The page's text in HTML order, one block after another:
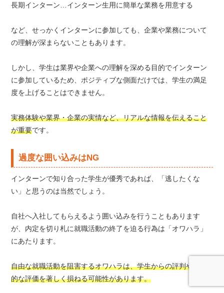
長期インターン…インターン生用に簡単な業務を用意する
など、せっかくインターンに参加しても、企業や業務について
の理解が深まらないこともあります。
しかし、学生は業界や企業への理解を深める目的でインターン
に参加しているため、ポジティブな側面だけでは、学生の満足
度を上げることはできません。
実務体験や業界・企業の実情など、リアルな情報を伝えること
が重要です。
過度な囲い込みはNG
インターンで知り合った学生が優秀であれば、「逃したくな
い」と思うのは当然でしょう。
自社へ入社してもらえるよう囲い込みを行うこともあります
が、内定を切り札に就職活動の終了を迫る行為は「オワハラ」
にあたります。
自由な就職活動を阻害するオワハラは、学生からの評判や社会
的な評価を著しく損ねる可能性があります。